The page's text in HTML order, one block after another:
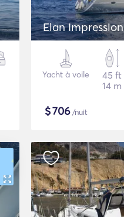
Elan Impression
Yacht à voile
45 ft
14 m
$706/nuit